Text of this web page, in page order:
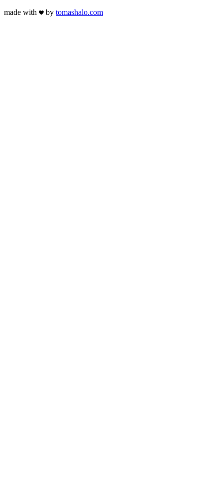
made with
by tomashalo.com